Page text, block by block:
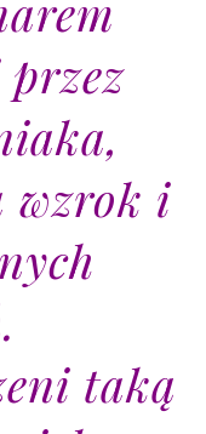
wzrok i
taką